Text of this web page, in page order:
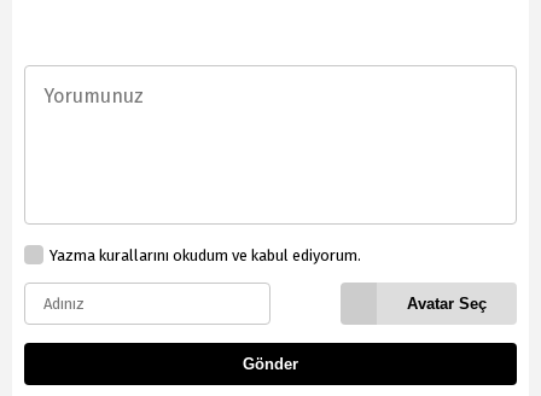
Yazma kurallarını okudum ve kabul ediyorum.
Avatar Seç
Gönder